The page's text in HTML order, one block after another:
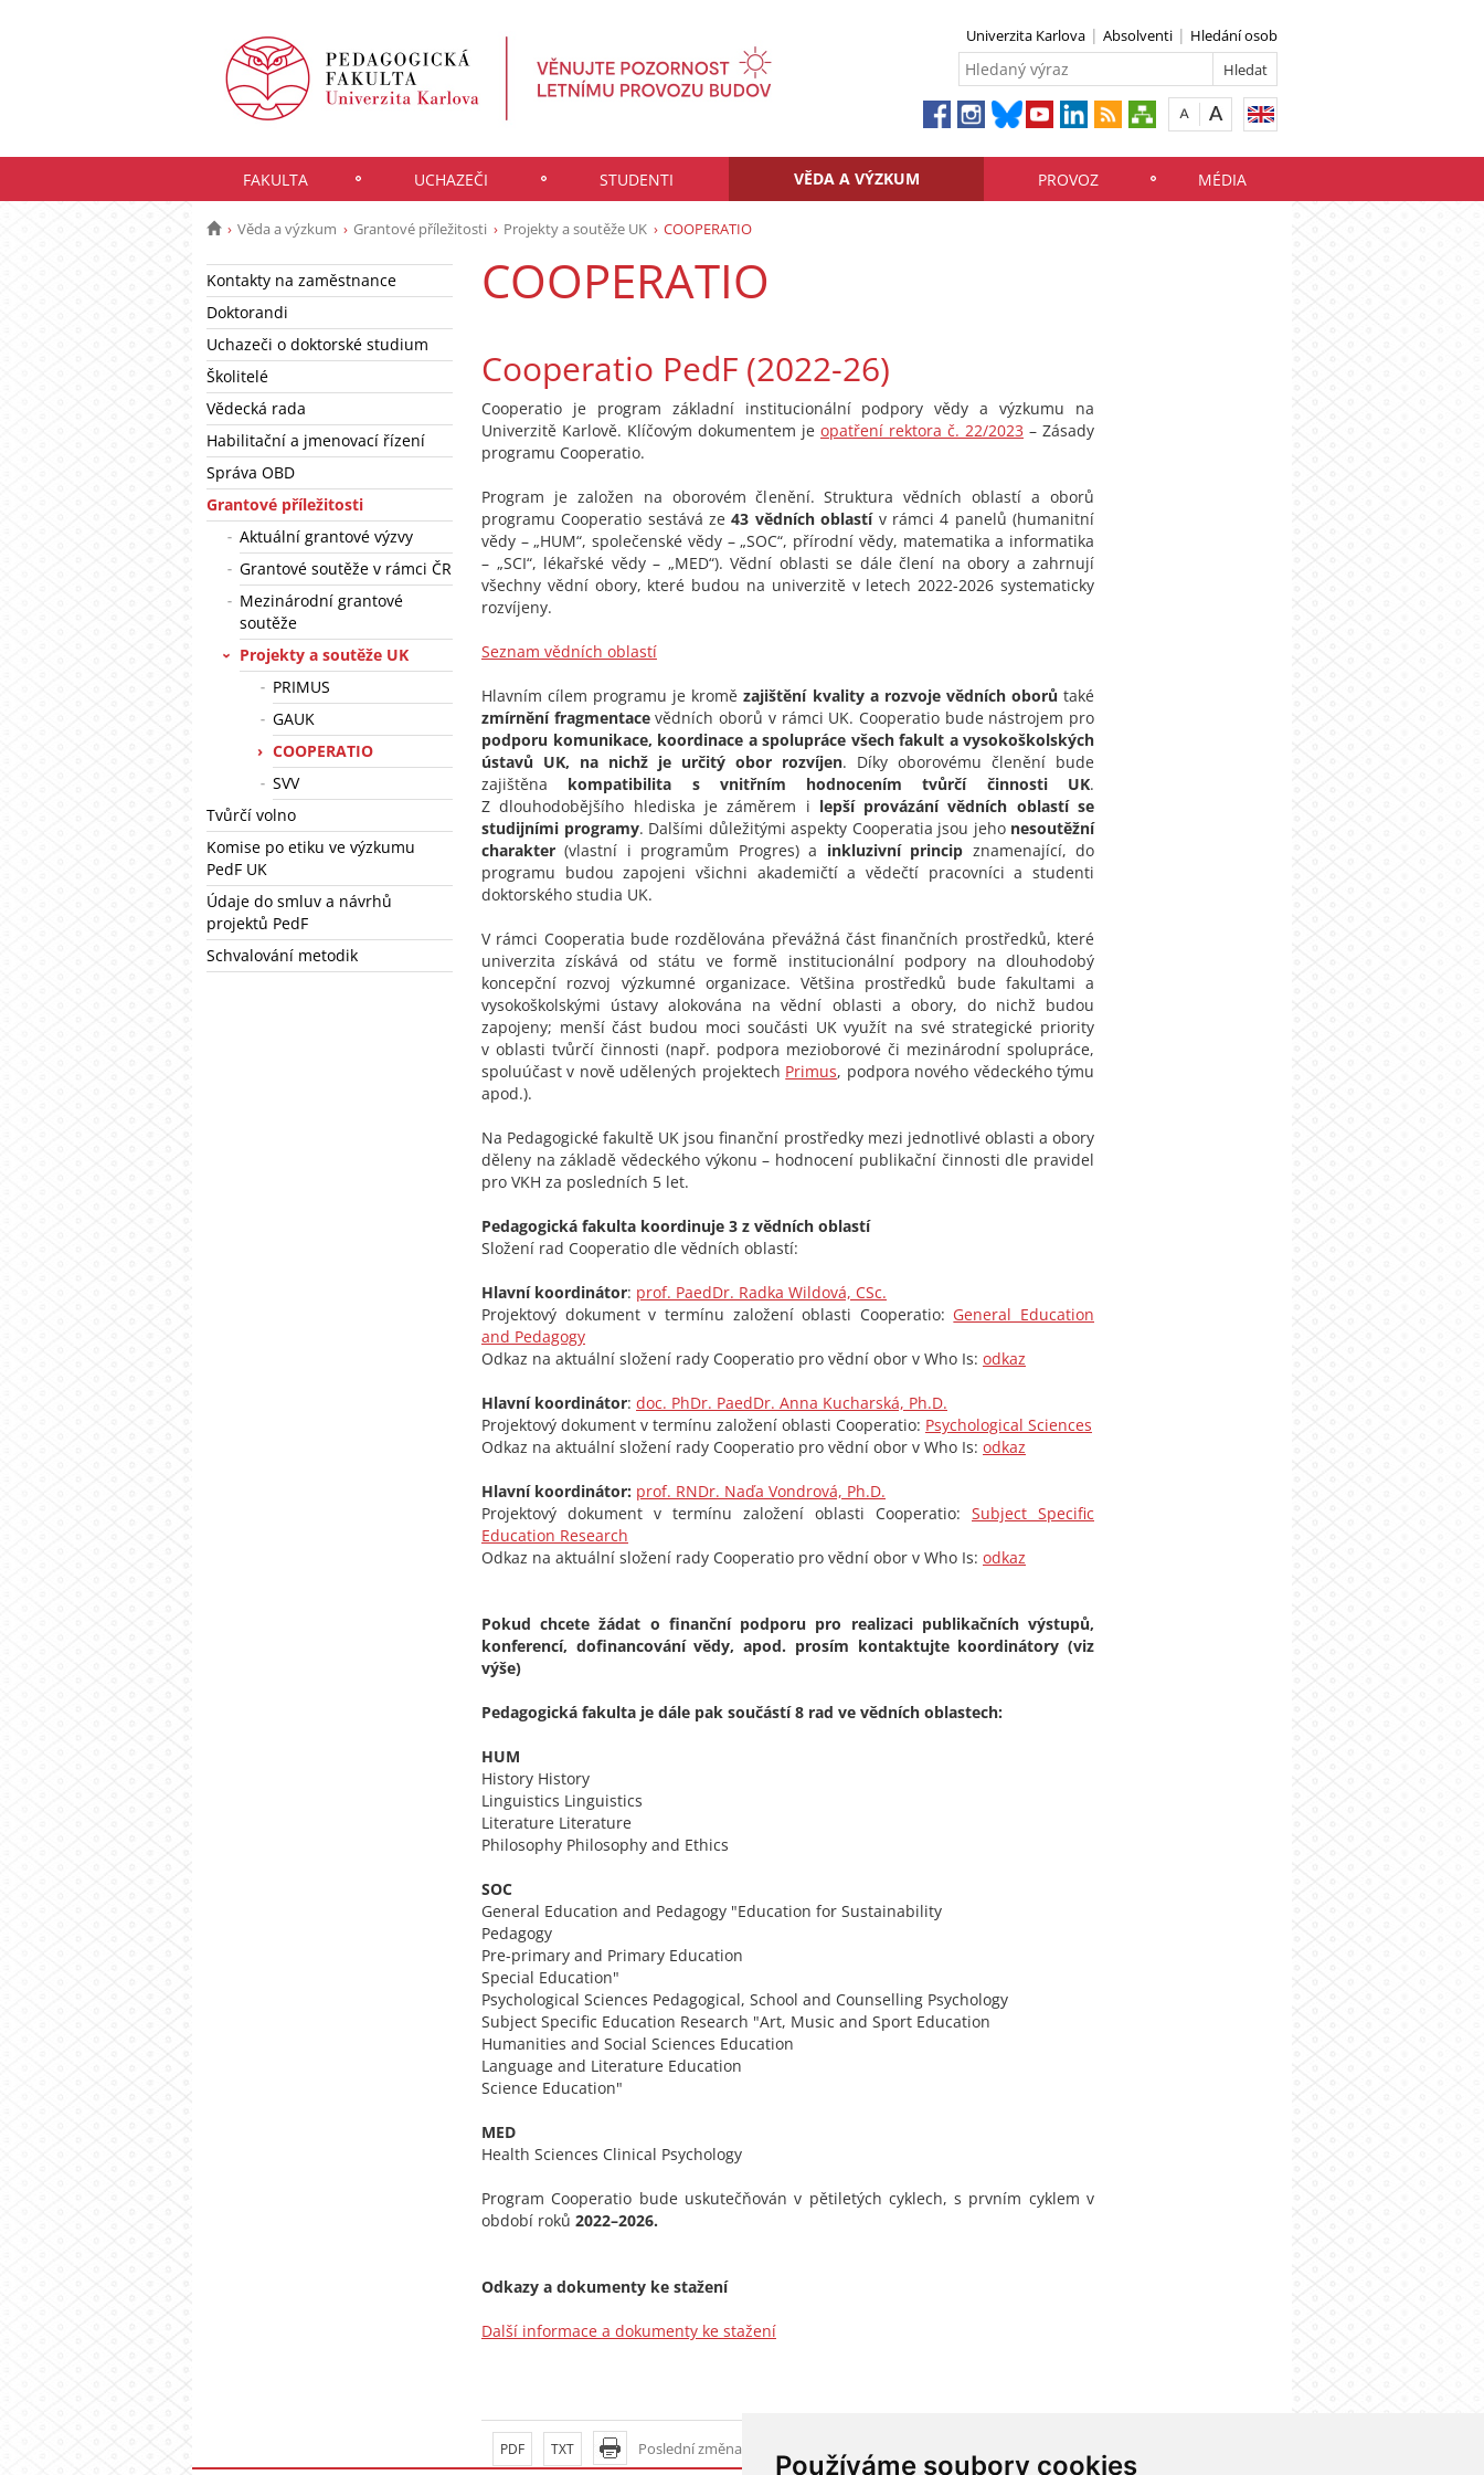
Používáme soubory cookies
Univerzita Karlova Absolventi Hledání osob
FAKULTA UCHAZEČI STUDENTI VĚDA A VÝZKUM PROVOZ MÉDIA
Věda a výzkum Grantové příležitosti Projekty a soutěže UK COOPERATIO
Kontakty na zaměstnance
Doktorandi
Uchazeči o doktorské studium
Školitelé
Vědecká rada
Habilitační a jmenovací řízení
Správa OBD
Grantové příležitosti
Aktuální grantové výzvy
Grantové soutěže v rámci ČR
Mezinárodní grantové
soutěže
Projekty a soutěže UK
PRIMUS
GAUK
COOPERATIO
SVV
Tvůrčí volno
Komise po etiku ve výzkumu
PedF UK
Údaje do smluv a návrhů
projektů PedF
Schvalování metodik
COOPERATIO
Cooperatio PedF (2022-26)
Cooperatio je program základní institucionální podpory vědy a výzkumu na
Univerzitě Karlově. Klíčovým dokumentem je opatření rektora č. 22/2023 – Zásady
programu Cooperatio.
Program je založen na oborovém členění. Struktura vědních oblastí a oborů
programu Cooperatio sestává ze43 vědních oblastív rámci 4 panelů (humanitní
vědy – „HUM“, společenské vědy – „SOC“, přírodní vědy, matematika a informatika
– „SCI“, lékařské vědy – „MED“). Vědní oblasti se dále člení na obory a zahrnují
všechny vědní obory, které budou na univerzitě v letech 2022-2026 systematicky
rozvíjeny.
Seznam vědních oblastí
Hlavním cílem programu je kromězajištění kvality a rozvoje vědních oborů také
zmírnění fragmentacevědních oborů v rámci UK. Cooperatio bude nástrojem pro
podporu komunikace, koordinace a spolupráce všech fakult a vysokoškolských
ústavů UK, na nichž je určitý obor rozvíjen. Díky oborovému členění bude
zajištěna kompatibilita s vnitřním hodnocením tvůrčí činnosti UK.
Z dlouhodobějšího hlediska je záměrem i lepší provázání vědních oblastí se
studijními programy. Dalšími důležitými aspekty Cooperatia jsou jeho nesoutěžní
charakter (vlastní i programům Progres) a inkluzivní princip znamenající, do
programu budou zapojeni všichni akademičtí a vědečtí pracovníci a studenti
doktorského studia UK.
V rámci Cooperatia bude rozdělována převážná část finančních prostředků, které
univerzita získává od státu ve formě institucionální podpory na dlouhodobý
koncepční rozvoj výzkumné organizace. Většina prostředků bude fakultami a
vysokoškolskými ústavy alokována na vědní oblasti a obory, do nichž budou
zapojeny; menší část budou moci součásti UK využít na své strategické priority
v oblasti tvůrčí činnosti (např. podpora mezioborové či mezinárodní spolupráce,
spoluúčast v nově udělených projektech Primus, podpora nového vědeckého týmu
apod.).
Na Pedagogické fakultě UK jsou finanční prostředky mezi jednotlivé oblasti a obory
děleny na základě vědeckého výkonu – hodnocení publikační činnosti dle pravidel
pro VKH za posledních 5 let.
Pedagogická fakulta koordinuje 3 z vědních oblastí
Složení rad Cooperatio dle vědních oblastí:
Hlavní koordinátor: prof. PaedDr. Radka Wildová, CSc.
Projektový dokument v termínu založení oblasti Cooperatio: General Education
and Pedagogy
Odkaz na aktuální složení rady Cooperatio pro vědní obor v Who Is: odkaz
Hlavní koordinátor: doc. PhDr. PaedDr. Anna Kucharská, Ph.D.
Projektový dokument v termínu založení oblasti Cooperatio: Psychological Sciences
Odkaz na aktuální složení rady Cooperatio pro vědní obor v Who Is: odkaz
Hlavní koordinátor: prof. RNDr. Naďa Vondrová, Ph.D.
Projektový dokument v termínu založení oblasti Cooperatio: Subject Specific
Education Research
Odkaz na aktuální složení rady Cooperatio pro vědní obor v Who Is: odkaz
Pokud chcete žádat o finanční podporu pro realizaci publikačních výstupů,
konferencí, dofinancování vědy, apod. prosím kontaktujte koordinátory (viz
výše)
Pedagogická fakulta je dále pak součástí 8 rad ve vědních oblastech:
HUM
History History
Linguistics Linguistics
Literature Literature
Philosophy Philosophy and Ethics
SOC
General Education and Pedagogy "Education for Sustainability
Pedagogy
Pre-primary and Primary Education
Special Education"
Psychological Sciences Pedagogical, School and Counselling Psychology
Subject Specific Education Research "Art, Music and Sport Education
Humanities and Social Sciences Education
Language and Literature Education
Science Education"
MED
Health Sciences Clinical Psychology
Program Cooperatio bude uskutečňován v pětiletých cyklech, s prvním cyklem v
období roků 2022–2026.
Odkazy a dokumenty ke stažení
Další informace a dokumenty ke stažení
Poslední změna: 4. srpen 2026 12:49
PDF TXT